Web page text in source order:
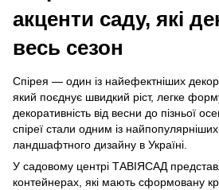
акценти саду, які
весь сезон
Спірея — один із найефектніших
який поєднує швидкий ріст, легке
декоративність від весни до пізньої
спіреї стали одним із
ландшафтного дизайну в Україні.
У садовому центрі ТАВІЯСАД
контейнерах, які мають сформовану